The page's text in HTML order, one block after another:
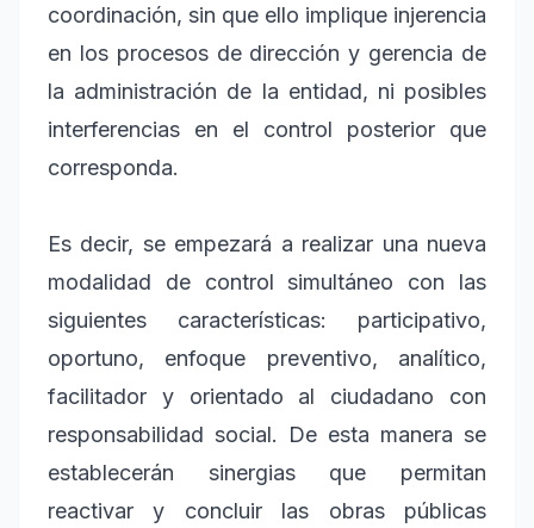
coordinación, sin que ello implique injerencia
en los procesos de dirección y gerencia de
la administración de la entidad, ni posibles
interferencias en el control posterior que
corresponda.
Es decir, se empezará a realizar una nueva
modalidad de control simultáneo con las
siguientes características: participativo,
oportuno, enfoque preventivo, analítico,
facilitador y orientado al ciudadano con
responsabilidad social. De esta manera se
establecerán sinergias que permitan
reactivar y concluir las obras públicas